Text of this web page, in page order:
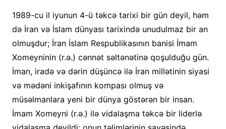
1989-cu il iyunun 4-ü təkcə tarixi bir gün deyil, həm
də İran və İslam dünyası tarixində unudulmaz bir an
olmuşdur; İran İslam Respublikasının banisi İmam
Xomeyninin (r.ə.) cənnət səltənətinə qoşulduğu gün.
İman, iradə və dərin düşüncə ilə İran millətinin siyasi
və mədəni inkişafının kompası olmuş və
müsəlmanlara yeni bir dünya göstərən bir insan.
İmam Xomeyni (r.ə.) ilə vidalaşma təkcə bir liderlə